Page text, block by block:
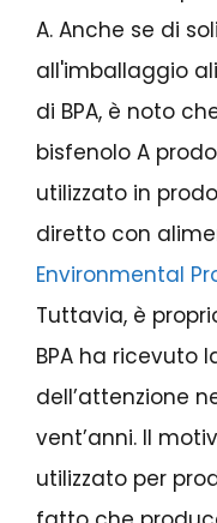
A. Anche se di
all'imballaggio
di BPA, è noto
bisfenolo A
utilizzato in
diretto con
Environmental
Tuttavia, è
BPA ha ricevuto
dell’attenzione
vent’anni. Il
utilizzato per